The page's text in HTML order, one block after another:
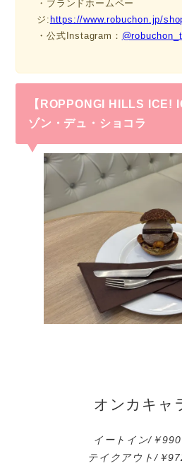
・ブランドホームペー
ジ: https://www.robuchon.jp/
・公式Instagram：
【ROPPONGI HILLS ICE!
ゾン・デュ・ショコラ
オンカキャ
イートイン/￥990
テイクアウト/￥